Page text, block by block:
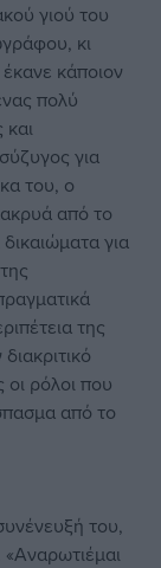
γιού του
κι
κάποιον
πολύ
για
του, ο
από το
για
της
ρόλοι που
από το
του,
«Αναρωτιέμαι